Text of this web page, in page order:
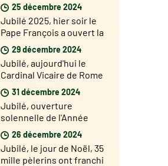
25 décembre 2024
Jubilé 2025, hier soir le
Pape François a ouvert la
Porte Sainte de la
Basilique Saint Pierre
29 décembre 2024
Jubilé, aujourd'hui le
Cardinal Vicaire de Rome
Baldo Reina a ouvert la
Porte Sainte de Saint
Jean de Latran
31 décembre 2024
Jubilé, ouverture
solennelle de l'Année
Jubilaire dans les
diocèses du monde le 29
décembre
26 décembre 2024
Jubilé, le jour de Noël, 35
mille pèlerins ont franchi